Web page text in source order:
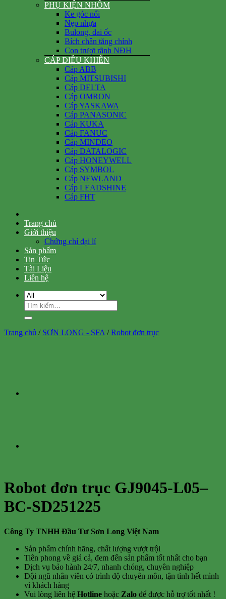
PHỤ KIỆN NHÔM
Ke góc nổi
Nẹp nhựa
Bulong, đai ốc
Bích chân tăng chỉnh
Con trượt rãnh NĐH
CÁP ĐIỀU KHIỂN
Cáp ABB
Cáp MITSUBISHI
Cáp DELTA
Cáp OMRON
Cáp YASKAWA
Cáp PANASONIC
Cáp KUKA
Cáp FANUC
Cáp MINDEO
Cáp DATALOGIC
Cáp HONEYWELL
Cáp SYMBOL
Cáp NEWLAND
Cáp LEADSHINE
Cáp FHT
Trang chủ
Giới thiệu
Chứng chỉ đại lí
Sản phẩm
Tin Tức
Tài Liệu
Liên hệ
Tìm
kiếm:
Trang chủ / SƠN LONG - SFA / Robot đơn trục
Robot đơn trục GJ9045-L05–
BC-SD251225
Công Ty TNHH Đầu Tư Sơn Long Việt Nam
Sản phẩm chính hãng, chất lượng vượt trội
Tiên phong về giá cả, đem đến sản phẩm tốt nhất cho bạn
Dịch vụ bảo hành 24/7, nhanh chóng, chuyên nghiệp
Đội ngũ nhân viên có trình độ chuyên môn, tận tình hết mình
vì khách hàng
Vui lòng liên hệ Hotline hoặc Zalo để được hỗ trợ tốt nhất !